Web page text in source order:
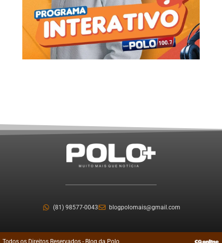
(81) 98577-0043 blogpolomais@gmail.com
Todos os Direitos Reservados - Blog da Polo